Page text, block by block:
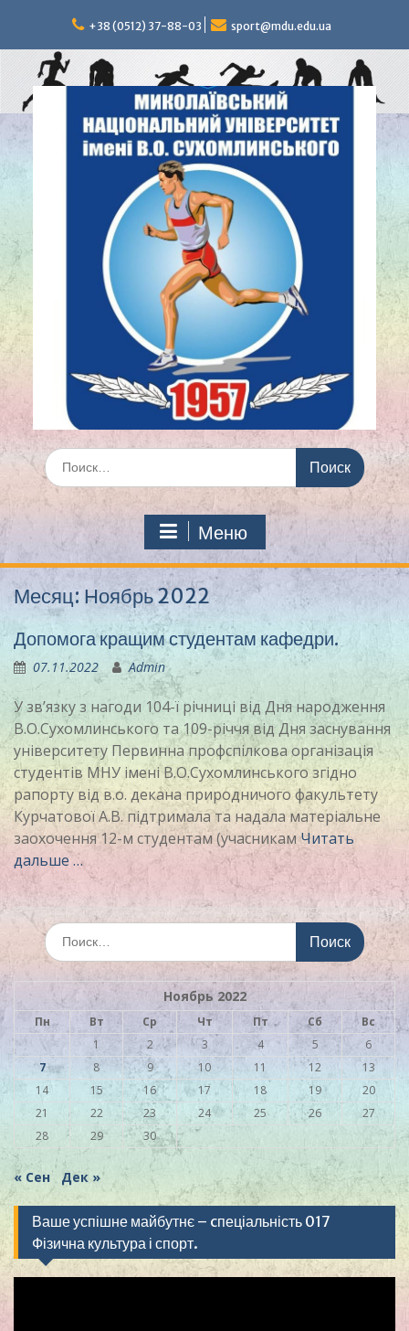
содержимому
+38 (0512) 37-88-03 sport@mdu.edu.ua
Искать:
Меню
Месяц:Ноябрь 2022
Допомога кращим студентам кафедри.
07.11.2022 Admin
У зв’язку з нагоди 104-ї річниці від Дня народження
В.О.Сухомлинського та 109-річчя від Дня заснування
університету Первинна профспілкова організація
студентів МНУ імені В.О.Сухомлинського згідно
рапорту від в.о. декана природничого факультету
Курчатової А.В. підтримала та надала матеріальне
заохочення 12-м студентам (учасникамЧитать
дальше …
Искать:
Ноябрь 2022
Пн Вт Ср Чт Пт Сб
Вс
1
2 3 4 5
6
7
8 9 10 11 12
13
14
15 16 17 18 19
20
21
22 23 24 25 26
27
28
29 30
« Сен Дек »
Ваше успішне майбутнє – cпеціальність 017
Фізична культура і спорт.
Видеоплеер